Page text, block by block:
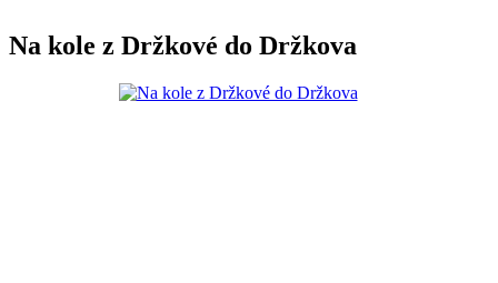
Na kole z Držkové do Držkova